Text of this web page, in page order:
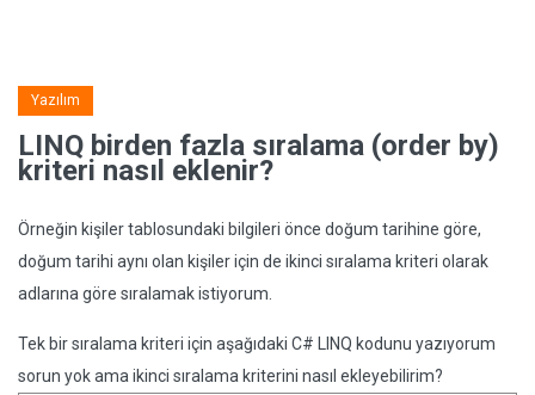
Yazılım
LINQ birden fazla sıralama (order by)
kriteri nasıl eklenir?
Örneğin kişiler tablosundaki bilgileri önce doğum tarihine göre,
doğum tarihi aynı olan kişiler için de ikinci sıralama kriteri olarak
adlarına göre sıralamak istiyorum.
Tek bir sıralama kriteri için aşağıdaki C# LINQ kodunu yazıyorum
sorun yok ama ikinci sıralama kriterini nasıl ekleyebilirim?